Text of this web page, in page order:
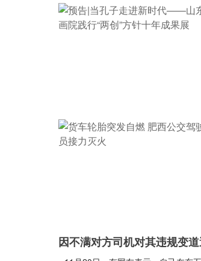
因不满对方司机对其违规变